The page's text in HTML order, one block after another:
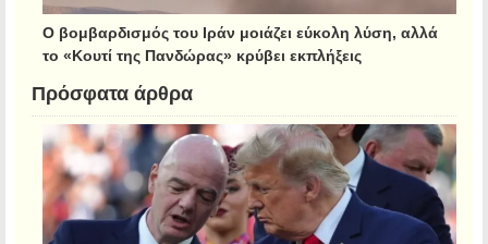
Ο βομβαρδισμός του Ιράν μοιάζει εύκολη λύση, αλλά
το «Κουτί της Πανδώρας» κρύβει εκπλήξεις
Πρόσφατα άρθρα